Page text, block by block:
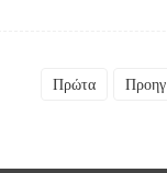
Πρώτα Προηγ